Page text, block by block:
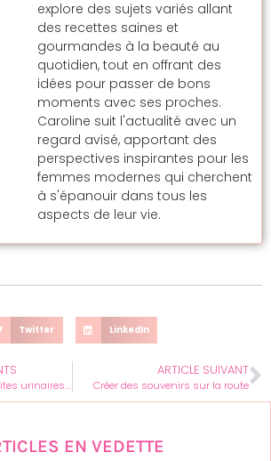
explore des sujets variés allant
des recettes saines et
gourmandes à la beauté au
quotidien, tout en offrant des
idées pour passer de bons
moments avec ses proches.
Caroline suit l'actualité avec un
regard avisé, apportant des
perspectives inspirantes pour les
femmes modernes qui cherchent
à s'épanouir dans tous les
aspects de leur vie.
Twitter LinkedIn
Comment gérer les fuites urinaires légères ?
ARTICLE SUIVANT
Créer des souvenirs sur la route
EN VEDETTE